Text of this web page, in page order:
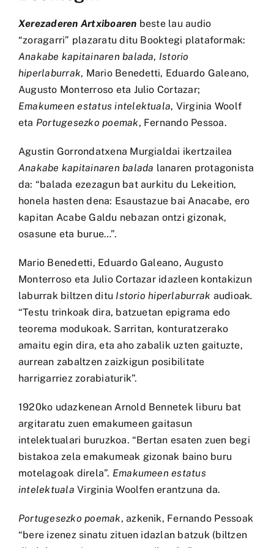
Xerezaderen Artxiboaren beste lau audio
“zoragarri” plazaratu ditu Booktegi plataformak:
Anakabe kapitainaren balada, Istorio
hiperlaburrak, Mario Benedetti, Eduardo Galeano,
Augusto Monterroso eta Julio Cortazar;
Emakumeen estatus intelektuala, Virginia Woolf
eta Portugesezko poemak, Fernando Pessoa.
Agustin Gorrondatxena Murgialdai ikertzailea
Anakabe kapitainaren balada lanaren protagonista
da: “balada ezezagun bat aurkitu du Lekeition,
honela hasten dena: Esaustazue bai Anacabe, ero
kapitan Acabe Galdu nebazan ontzi gizonak,
osasune eta burue…”.
Mario Benedetti, Eduardo Galeano, Augusto
Monterroso eta Julio Cortazar idazleen kontakizun
laburrak biltzen ditu Istorio hiperlaburrak audioak.
“Testu trinkoak dira, batzuetan epigrama edo
teorema modukoak. Sarritan, konturatzerako
amaitu egin dira, eta aho zabalik uzten gaituzte,
aurrean zabaltzen zaizkigun posibilitate
harrigarriez zorabiaturik”.
1920ko udazkenean Arnold Bennetek liburu bat
argitaratu zuen emakumeen gaitasun
intelektualari buruzkoa. “Bertan esaten zuen begi
bistakoa zela emakumeak gizonak baino buru
motelagoak direla”. Emakumeen estatus
intelektuala Virginia Woolfen erantzuna da.
Portugesezko poemak, azkenik, Fernando Pessoak
“bere izenez sinatu zituen idazlan batzuk (biltzen